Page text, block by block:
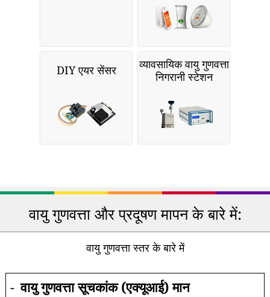
DIY एयर सेंसर
व्यावसायिक वायु गुणवत्ता
निगरानी स्टेशन
वायु गुणवत्ता और प्रदूषण मापन के बारे में:
वायु गुणवत्ता स्तर के बारे में
- वायु गुणवत्ता सूचकांक (एक्यूआई) मान